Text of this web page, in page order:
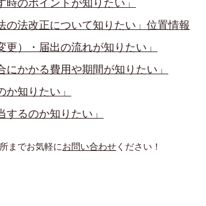
の法改正について知りたい」位置情報
更）・届出の流れが知りたい」
にかかる費用や期間が知りたい」
か知りたい」
するのか知りたい」
までお気軽にお問い合わせ ください！